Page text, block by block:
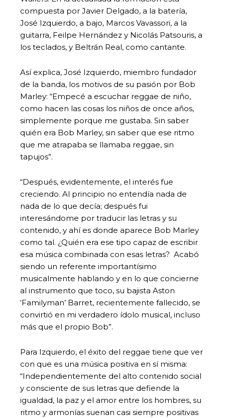
compuesta por Javier Delgado, a la batería,
José Izquierdo, a bajo, Marcos Vavassori, a la
guitarra, Feilpe Hernández y Nicolás Patsouris, a
los teclados, y Beltrán Real, como cantante.
Así explica, José Izquierdo, miembro fundador
de la banda, los motivos de su pasión por Bob
Marley: “Empecé a escuchar reggae de niño,
como hacen las cosas los niños de once años,
simplemente porque me gustaba. Sin saber
quién era Bob Marley, sin saber que ese ritmo
que me atrapaba se llamaba reggae, sin
tapujos”.
“Después, evidentemente, el interés fue
creciendo. Al principio no entendía nada de
nada de lo que decía; después fui
interesándome por traducir las letras y su
contenido, y ahí es donde aparece Bob Marley
como tal. ¿Quién era ese tipo capaz de escribir
esa música combinada con esas letras? Acabó
siendo un referente importantísimo
musicalmente hablando y en lo que concierne
al instrumento que toco, su bajista Aston
‘Familyman’ Barret, recientemente fallecido, se
convirtió en mi verdadero ídolo musical, incluso
más que el propio Bob”.
Para Izquierdo, el éxito del reggae tiene que ver
con que es una música positiva en sí misma:
“Independientemente del alto contenido social
y consciente de sus letras que defiende la
igualdad, la paz y el amor entre los hombres, su
ritmo y armonías suenan casi siempre positivas